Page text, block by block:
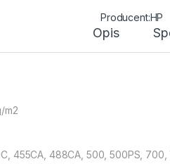
HP
Opis
m2
455CA, 488CA, 500, 500PS,